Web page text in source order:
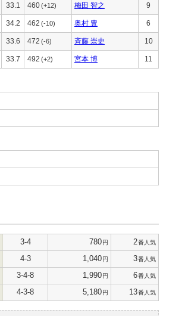
33.1 460(+12) 梅田 智之 9
34.2 462 (-10) 奥村 豊 6
33.6 472 (-6) 斉藤 崇史 10
33.7 492 (+2) 宮本 博 11
3-4 780円 2番人気
4-3 1,040円 3番人気
3-4-8 1,990円 6番人気
4-3-8 5,180円 13番人気